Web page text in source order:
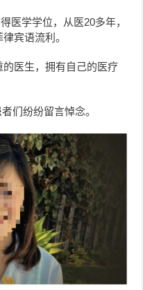
医学学位，从医20多年，
宾语流利。
医生，拥有自己的医疗
们纷纷留言悼念。